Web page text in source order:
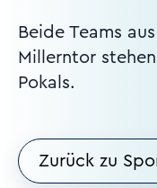
Beide Teams
Millerntor
Pokals.
Zurück zu